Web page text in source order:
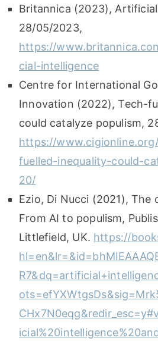
Britannica (2023),
28/05/2023,
https://
cial-intelligence
Centre for International
Innovation (2022), Tech-
could catalyze populism,
https://
fuelled-inequality-could-
20/
Ezio, Di Nucci (2021), The
From AI to populism,
Littlefield, UK. https://